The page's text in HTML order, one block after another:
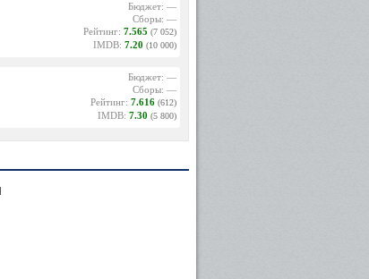
Бюджет: —
Сборы: —
Рейтинг: 7.565 (7 052)
IMDB: 7.20 (10 000)
Бюджет: —
Сборы: —
Рейтинг: 7.616 (612)
IMDB: 7.30 (5 800)